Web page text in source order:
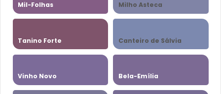
Mil-Folhas Milho Asteca
Tanino Forte Canteiro de Sálvia
Vinho Novo Bela-Emília